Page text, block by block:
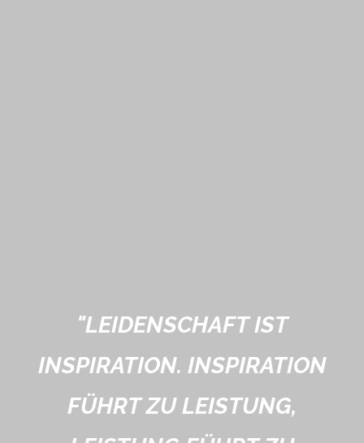
"LEIDENSCHAFT IST
INSPIRATION. INSPIRATION
FÜHRT ZU LEISTUNG,